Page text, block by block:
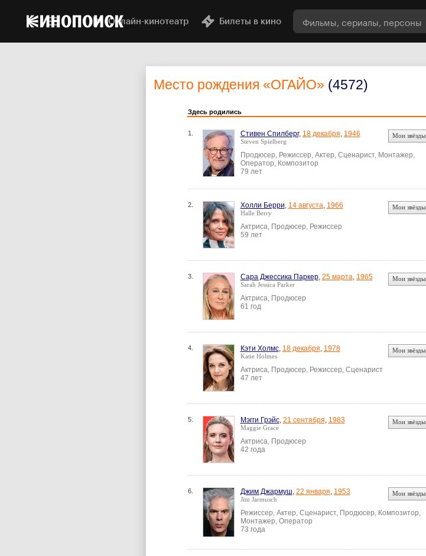
Онлайн-кинотеатр Билеты в кино
Место рождения «ОГАЙО» (4572)
Здесь родились
1. Стивен Спилберг, 18 декабря, 1946
Steven Spielberg
Продюсер, Режиссер, Актер, Сценарист, Монтажер,
Оператор, Композитор
79 лет
Мои звёзды
2. Холли Берри, 14 августа, 1966
Halle Berry
Актриса, Продюсер, Режиссер
59 лет
Мои звёзды
3. Сара Джессика Паркер, 25 марта, 1965
Sarah Jessica Parker
Актриса, Продюсер
61 год
Мои звёзды
4. Кэти Холмс, 18 декабря, 1978
Katie Holmes
Актриса, Продюсер, Режиссер, Сценарист
47 лет
Мои звёзды
5. Мэгги Грэйс, 21 сентября, 1983
Maggie Grace
Актриса, Продюсер
42 года
Мои звёзды
6. Джим Джармуш, 22 января, 1953
Jim Jarmusch
Режиссер, Актер, Сценарист, Продюсер, Композитор,
Монтажер, Оператор
73 года
Мои звёзды